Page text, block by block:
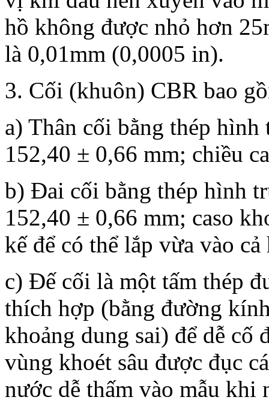
hồ không được nhỏ hơn
là 0,01mm (0,0005 in).
3. Cối (khuôn) CBR bao
a) Thân cối bằng thép
152,40 ± 0,66 mm; chiều
b) Đai cối bằng thép hình
152,40 ± 0,66 mm; caso
kế để có thể lắp vừa vào
c) Đế cối là một tấm thép
thích hợp (bằng đường
khoảng dung sai) để dễ
vùng khoét sâu được đục
nước dễ thấm vào mẫu khi